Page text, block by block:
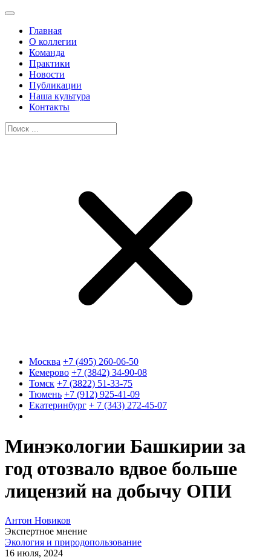
Главная
О коллегии
Команда
Практики
Новости
Публикации
Наша культура
Контакты
Москва +7 (495) 260-06-50
Кемерово +7 (3842) 34-90-08
Томск +7 (3822) 51-33-75
Тюмень +7 (912) 925-41-09
Екатеринбург + 7 (343) 272-45-07
Минэкологии Башкирии за
год отозвало вдвое больше
лицензий на добычу ОПИ
Антон Новиков
Экспертное мнение
Экология и природопользование
16 июля, 2024